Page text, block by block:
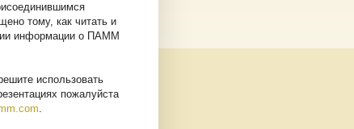
тому, как читать и
информации о ПАММ
использовать
пожалуйста
.